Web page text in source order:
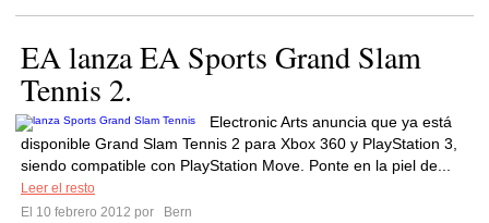
EA lanza EA Sports Grand Slam
Tennis 2.
Electronic Arts anuncia que ya está
disponible Grand Slam Tennis 2 para Xbox 360 y PlayStation 3,
siendo compatible con PlayStation Move. Ponte en la piel de...
Leer el resto
El 10 febrero 2012 por
Bern